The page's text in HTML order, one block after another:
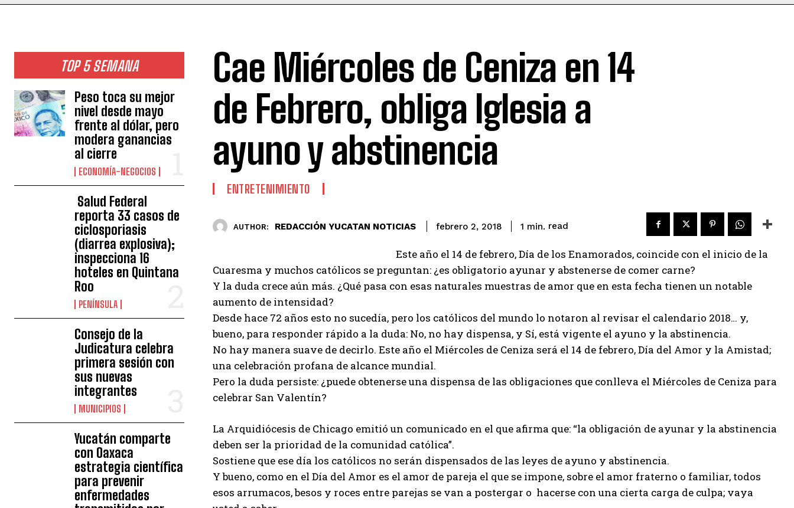
TOP 5 SEMANA
Peso toca su mejor
nivel desde mayo
frente al dólar, pero
modera ganancias
al cierre
ECONOMÍA-NEGOCIOS
Salud Federal
reporta 33 casos de
ciclosporiasis
(diarrea explosiva);
inspecciona 16
hoteles en Quintana
Roo
PENÍNSULA
Consejo de la
Judicatura celebra
primera sesión con
sus nuevas
integrantes
MUNICIPIOS
Yucatán comparte
con Oaxaca
estrategia científica
para prevenir
enfermedades
Cae Miércoles de Ceniza en 14
de Febrero, obliga Iglesia a
ayuno y abstinencia
ENTRETENIMIENTO
AUTHOR: REDACCIÓN YUCATAN NOTICIAS febrero 2, 2018 1 min. read
Este año el 14 de febrero, Día de los Enamorados, coincide con el inicio de la
Cuaresma y muchos católicos se preguntan: ¿es obligatorio ayunar y abstenerse de comer carne?
Y la duda crece aún más. ¿Qué pasa con esas naturales muestras de amor que en esta fecha tienen un notable
aumento de intensidad?
Desde hace 72 años esto no sucedía, pero los católicos del mundo lo notaron al revisar el calendario 2018… y,
bueno, para responder rápido a la duda: No, no hay dispensa, y Sí, está vigente el ayuno y la abstinencia.
No hay manera suave de decirlo. Este año el Miércoles de Ceniza será el 14 de febrero, Día del Amor y la Amistad;
una celebración profana de alcance mundial.
Pero la duda persiste: ¿puede obtenerse una dispensa de las obligaciones que conlleva el Miércoles de Ceniza para
celebrar San Valentín?
La Arquidiócesis de Chicago emitió un comunicado en el que afirma que: “la obligación de ayunar y la abstinencia
deben ser la prioridad de la comunidad católica”.
Sostiene que ese día los católicos no serán dispensados de las leyes de ayuno y abstinencia.
Y bueno, como en el Día del Amor es el amor de pareja el que se impone, sobre el amor fraterno o familiar, todos
esos arrumacos, besos y roces entre parejas se van a postergar o hacerse con una cierta carga de culpa; vaya